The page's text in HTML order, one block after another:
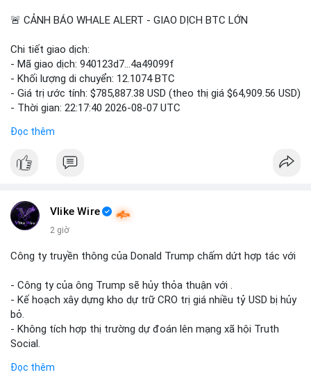
🚨 CẢNH BÁO WHALE ALERT - GIAO DỊCH BTC LỚN
Chi tiết giao dịch:
- Mã giao dịch: 940123d7...4a49099f
- Khối lượng di chuyển: 12.1074 BTC
- Giá trị ước tính: $785,887.38 USD (theo thị giá $64,909.56 USD)
- Thời gian: 22:17:40 2026-08-07 UTC
Nhận định phân tích hành vi của Cá voi dựa trên giao dịch này:
chuyển trong một giao dịch chưa xác nhận duy nhất. Mức giá
hoặc tái phân bổ tài sản giữa các ví nóng nhằm tối ưu phí giao
dịch. Việc di chuyển một phần nhỏ trong tổng nắm giữ cho
thấy cá voi đang thăm dò thanh khoản thị trường trước khi có
hành động lớn hơn.
Lời khuyên cho nhà đầu tư nhỏ lẻ: Theo dõi xác nhận giao dịch
và dòng tiền tiếp theo từ ví nguồn. Khối lượng này chưa đủ tạo
áp lực bán mạnh, nhưng nếu xuất hiện thêm 2-3 giao dịch
tương tự trong 24 giờ tới, khả năng cao là sóng điều chỉnh
ngắn hạn. Giữ tỷ trọng danh mục hợp lý, tránh FOMO mua đuổi
Đọc thêm
Vlike Wire
2 giờ
Công ty truyền thông của Donald Trump chấm dứt hợp tác với
- Công ty của ông Trump sẽ hủy thỏa thuận với .
- Kế hoạch xây dựng kho dự trữ CRO trị giá nhiều tỷ USD bị hủy
bỏ.
- Không tích hợp thị trường dự đoán lên mạng xã hội Truth
Social.
#binancesquare
Đọc thêm